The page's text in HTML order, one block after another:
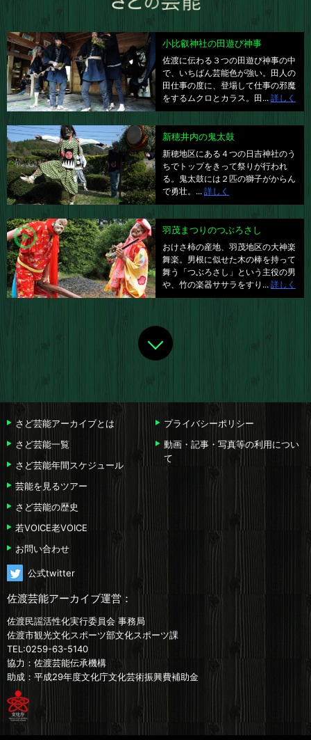
小比叡神社の田遊び神事
佐渡に伝わる３つの田遊び神事の中
で、いちばん芸能色が強い。田人の
田仕事の度に、登場して仕事の邪魔
をするムクロとカラス。田... 詳しく
新穂井内の鬼太鼓
新穂地区にある４つの日吉神社のう
ちでトップをきって祭りが行われ
る。鬼太鼓には２匹の獅子がからん
で勇壮。... 詳しく
羽茂まつりのつぶろさし
おけさ柿の産地、羽茂地区の大神楽
舞楽。男根に似せた木の棒を持って
舞う「つぶろさし」という主役の男
や、竹の楽器ササラをすり... 詳しく
さど芸能アーカイブとは
さど芸能一覧
さど芸能年間スケジュール
芸能を見るツアー
さど芸能の歴史
若VOICE老VOICE
お問い合わせ
プライバシーポリシー
動画・記事・写真等の利用につい
て
公式twitter
佐渡芸能アーカイブ運営：
佐渡民謡活性化実行委員会 事務局
佐渡市観光文化スポーツ部文化スポーツ課
TEL:0259-63-5140
協力：佐渡芸能伝承機構
助成：平成29年度文化庁文化芸術振興費補助金